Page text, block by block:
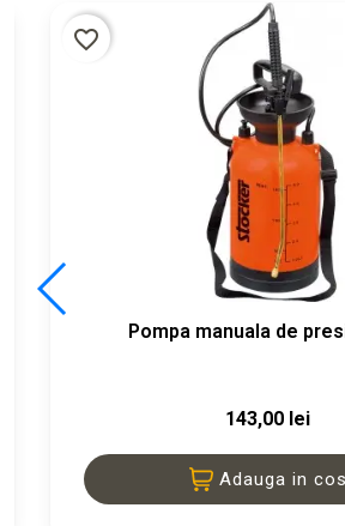
Pompa manuala de
143,00 lei
Adauga in cos
favorite_border